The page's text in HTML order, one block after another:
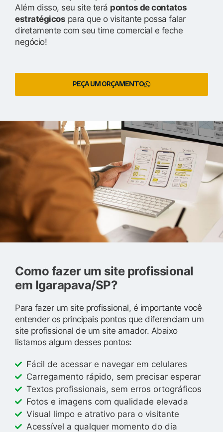
Além disso, seu site terá pontos de contatos
estratégicos para que o visitante possa falar
diretamente com seu time comercial e feche
negócio!
PEÇA UM ORÇAMENTO
Como fazer um site profissional
em Igarapava/SP?
Para fazer um site profissional, é importante você
entender os principais pontos que diferenciam um
site profissional de um site amador. Abaixo
listamos algum desses pontos:
Fácil de acessar e navegar em celulares
Carregamento rápido, sem precisar esperar
Textos profissionais, sem erros ortográficos
Fotos e imagens com qualidade elevada
Visual limpo e atrativo para o visitante
Acessível a qualquer momento do dia